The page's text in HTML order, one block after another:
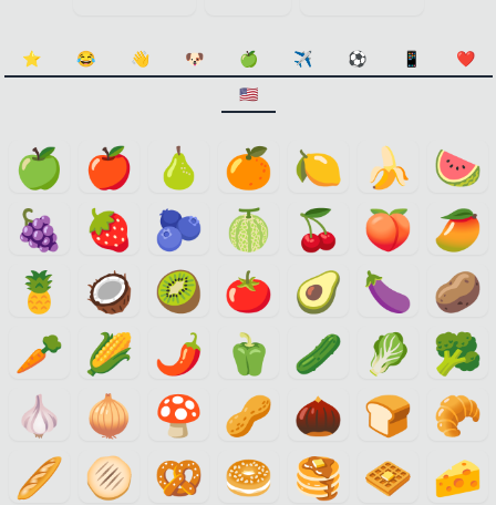
⭐️ 😂 👋 🐶 🍏 ✈️ ⚽ 📱
❤️
🇺🇸
🍏 🍎 🍐 🍊 🍋 🍌 🍉
🍇 🍓 🫐 🍈 🍒 🍑 🥭
🍍
🥥 🥝 🍅 🥑 🍆 🥔
🥕 🌽 🌶️ 🫑 🥒 🥬 🥦
🧄 🧅 🍄 🥜 🌰 🍞 🥐
🥖 🫓 🥨 🥯 🥞 🧇 🧀